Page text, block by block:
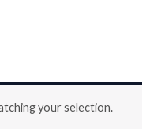
your selection.